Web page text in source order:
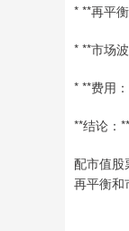
* **再平
* **市场
* **费用
**结论：**
配市值股
再平衡和